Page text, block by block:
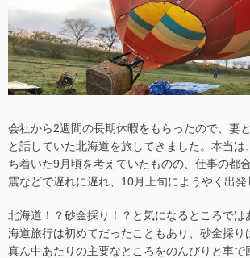
会社から2週間の長期休暇をもらったので、妻
と話していた北海道を旅してきました。本当は
ち着いた9月頃を考えていたものの、仕事の都
震などで遅れに遅れ、10月上旬にようやく出発
北海道！？砂金採り！？と気になるところでは
海道旅行は初めてだったこともあり、砂金採り
真ん中あたりの主要なところをのんびりと車で